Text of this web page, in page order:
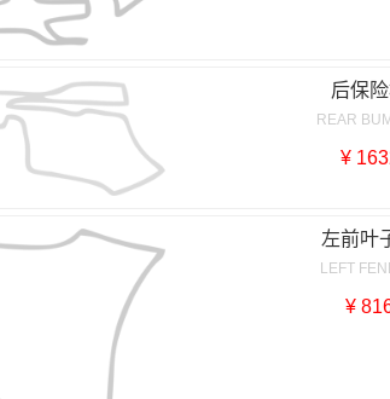
后保
REAR
¥
左前叶
LEFT
¥